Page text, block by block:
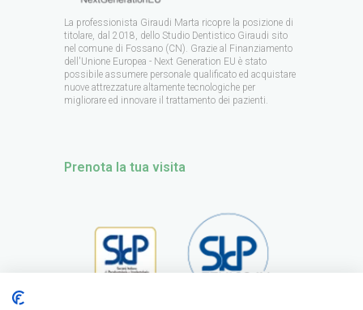
La professionista Giraudi Marta ricopre la posizione di
titolare, dal 2018, dello Studio Dentistico Giraudi sito
nel comune di Fossano (CN). Grazie al Finanziamento
dell'Unione Europea - Next Generation EU è stato
possibile assumere personale qualificato ed acquistare
nuove attrezzature altamente tecnologiche per
migliorare ed innovare il trattamento dei pazienti.
Prenota la tua visita